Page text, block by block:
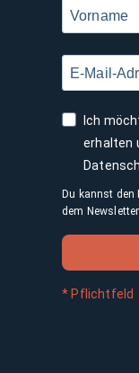
Ich
erhalten
Du kannst den
dem
* Pflichtfeld